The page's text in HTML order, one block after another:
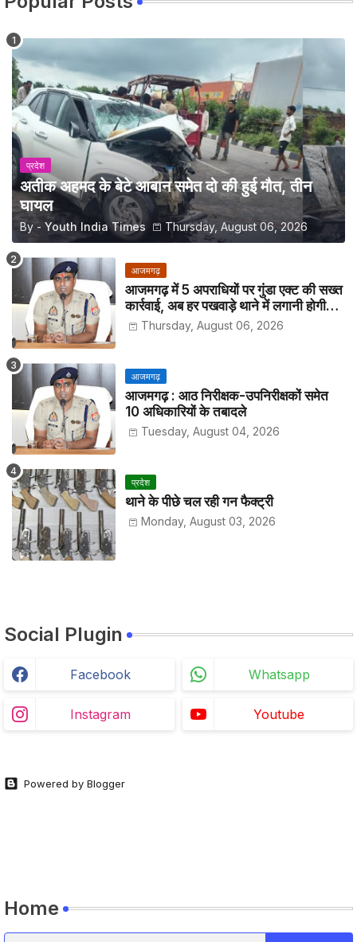
प्रदेश
अतीक अहमद के बेटे आबान समेत दो की हुई मौत, तीन
घायल
By - Youth India Times Thursday, August 06, 2026
आजमगढ़
आजमगढ़ में 5 अपराधियों पर गुंडा एक्ट की सख्त
कार्रवाई, अब हर पखवाड़े थाने में लगानी होगी
हाजिरीThursday, August 06, 2026
आजमगढ़
आजमगढ़ : आठ निरीक्षक-उपनिरीक्षकों समेत
10 अधिकारियों के तबादले
Tuesday, August 04, 2026
प्रदेश
थाने के पीछे चल रही गन फैक्ट्री
Monday, August 03, 2026
Social Plugin
Facebook Whatsapp
Instagram Youtube
Powered by Blogger
Home